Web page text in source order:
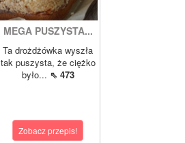
MEGA PUSZYSTA...
Ta drożdżówka wyszła
tak puszysta, że ciężko
było... ⇖ 473
Zobacz przepis!